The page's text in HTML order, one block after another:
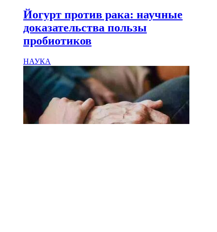
Йогурт против рака: научные
доказательства пользы
пробиотиков
НАУКА